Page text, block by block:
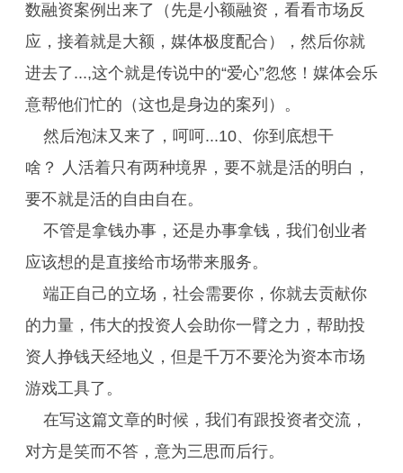
数融资案例出来了（先是小额融资，看看市场反
应，接着就是大额，媒体极度配合），然后你就
进去了...,这个就是传说中的“爱心”忽悠！媒体会乐
意帮他们忙的（这也是身边的案列）。
然后泡沫又来了，呵呵...10、你到底想干
啥？ 人活着只有两种境界，要不就是活的明白，
要不就是活的自由自在。
不管是拿钱办事，还是办事拿钱，我们创业者
应该想的是直接给市场带来服务。
端正自己的立场，社会需要你，你就去贡献你
的力量，伟大的投资人会助你一臂之力，帮助投
资人挣钱天经地义，但是千万不要沦为资本市场
游戏工具了。
在写这篇文章的时候，我们有跟投资者交流，
对方是笑而不答，意为三思而后行。